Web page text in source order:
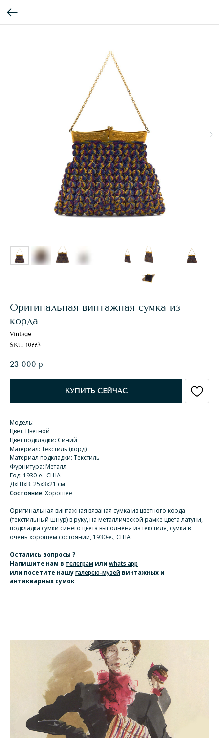
Оригинальная винтажная сумка из
корда
Vintage
SKU: 10773
23 000 р.
КУПИТЬ СЕЙЧАС
Модель: -
Цвет: Цветной
Цвет подкладки: Синий
Материал: Текстиль (корд)
Материал подкладки: Текстиль
Фурнитура: Металл
Год: 1930-е., США
ДхШхВ: 25х3х21 см
Состояние: Хорошее
Оригинальная винтажная вязаная сумка из цветного корда
(текстильный шнур) в руку, на металлической рамке цвета латуни,
подкладка сумки синего цвета выполнена из текстиля, сумка в
очень хорошем состоянии, 1930-е., США.
Остались вопросы ?
Напишите нам в телеграм или whats app
или посетите нашугалерею-музей винтажных и
антикварных сумок